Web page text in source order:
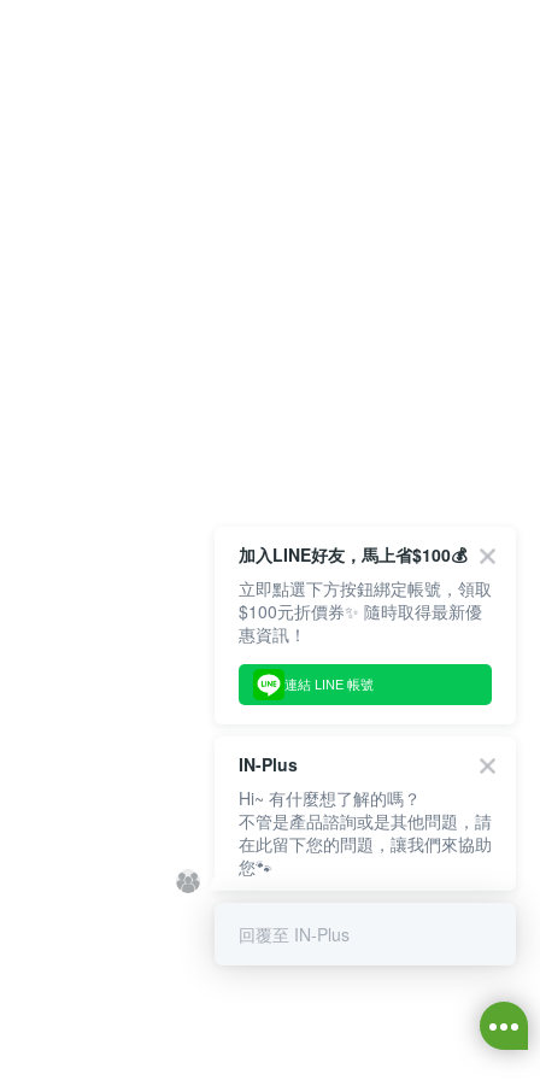
加入LINE好友，馬上省$100💰
立即點選下方按鈕綁定帳號，領取
$100元折價券✨ 隨時取得最新優
惠資訊！
連結 LINE 帳號
IN-Plus
Hi~ 有什麼想了解的嗎？
不管是產品諮詢或是其他問題，請
在此留下您的問題，讓我們來協助
您🐾
回覆至 IN-Plus